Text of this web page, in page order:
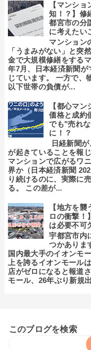
【マンシ
知！？】修
都宮市の分
に考えたい
マンション
「うまみがない」と突
金で大規模修繕をする
年7月、日本経済新聞
じています。 一方で、
以下世帯の負債が...
【都心マ
価格と成約
でも"売れ
に！？
日経新聞
が起きていることを報
マンションで広がるワ
界か（日本経済新聞
り続けるのに、実際に
る。 この差が...
【地方を
ロの衝撃！
は必要不可
宇都宮市内
つかありま
国内最大手のイオンモ
上を誇るイオンモール
店がゼロになると報道
モール、26年ぶり新規
このブログを検索